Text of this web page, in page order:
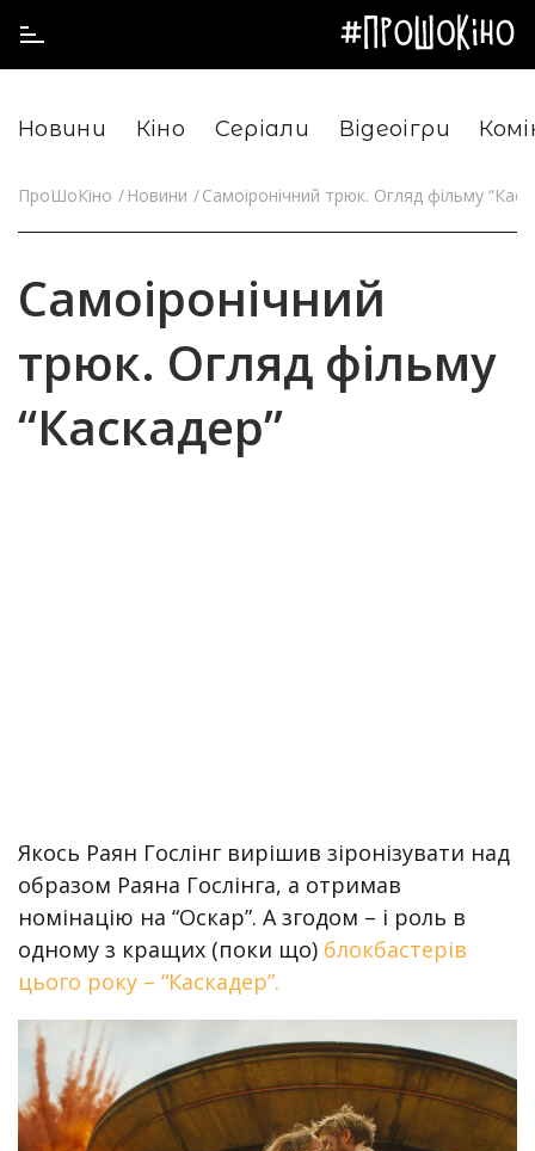
Новини Кіно Серіали Відеоігри
ПроШоКіно Новини Самоіронічний трюк. Огляд фільму
Самоіронічний
трюк. Огляд фільму
“Каскадер”
Якось Раян Гослінг вирішив зіронізувати над
образом Раяна Гослінга, а отримав
номінацію на “Оскар”. А згодом – і роль в
одному з кращих (поки що) блокбастерів
цього року – “Каскадер”.